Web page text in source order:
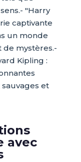
"Harry
captivante
un monde
mystères.-
Kipling :
et
avec